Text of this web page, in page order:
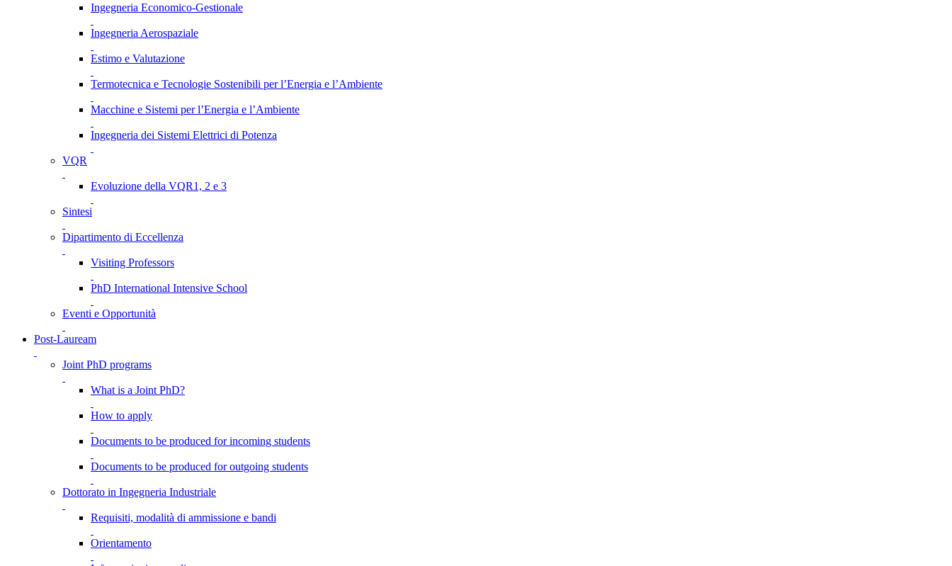
Ingegneria Economico-Gestionale
Ingegneria Aerospaziale
Estimo e Valutazione
Termotecnica e Tecnologie Sostenibili per l’Energia e l’Ambiente
Macchine e Sistemi per l’Energia e l’Ambiente
Ingegneria dei Sistemi Elettrici di Potenza
VQR
Evoluzione della VQR1, 2 e 3
Sintesi
Dipartimento di Eccellenza
Visiting Professors
PhD International Intensive School
Eventi e Opportunità
Post-Lauream
Joint PhD programs
What is a Joint PhD?
How to apply
Documents to be produced for incoming students
Documents to be produced for outgoing students
Dottorato in Ingegneria Industriale
Requisiti, modalità di ammissione e bandi
Orientamento